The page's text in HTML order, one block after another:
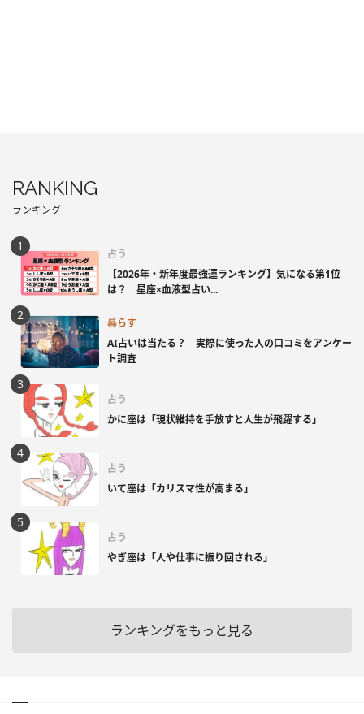
RANKING
ランキング
占う
【2026年・新年度最強運ランキング】気になる第1位
は？ 星座×血液型占い...
暮らす
AI占いは当たる？ 実際に使った人の口コミをアンケー
ト調査
占う
かに座は「現状維持を手放すと人生が飛躍する」
占う
いて座は「カリスマ性が高まる」
占う
やぎ座は「人や仕事に振り回される」
ランキングをもっと見る